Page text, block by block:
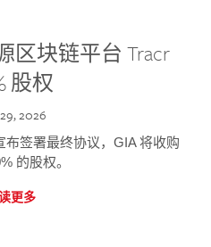
区块链平台 Tracr
股权
2026
签署最终协议，GIA 将收购
的股权。
更多